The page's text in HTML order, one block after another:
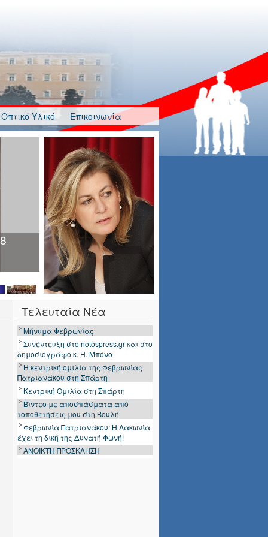
Οπτικό Υλικό
Επικοινωνία
Τελευταία Νέα
Μήνυμα Φεβρωνίας
Συνέντευξη στο notospress.gr και στο
δημοσιογράφο κ. Η. Μπόνο
Η κεντρική ομιλία της Φεβρωνίας
Πατριανάκου στη Σπάρτη
Κεντρική Ομιλία στη Σπάρτη
Βίντεο με αποσπάσματα από
τοποθετήσεις μου στη Βουλή
Φεβρωνία Πατριανάκου: Η Λακωνία
έχει τη δική της Δυνατή Φωνή!
ΑΝΟΙΚΤΗ ΠΡΟΣΚΛΗΣΗ